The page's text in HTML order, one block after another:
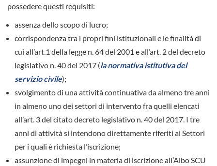
possedere questi requisiti:
assenza dello scopo di lucro;
corrispondenza tra i propri fini istituzionali e le finalità di
cui all’art.1 della legge n. 64 del 2001 e all’art. 2 del decreto
legislativo n. 40 del 2017 (la normativa istitutiva del
servizio civile);
svolgimento di una attività continuativa da almeno tre anni
in almeno uno dei settori di intervento fra quelli elencati
all’art. 3 del citato decreto legislativo n. 40 del 2017. I tre
anni di attività si intendono direttamente riferiti ai Settori
per i quali è richiesta l’iscrizione;
assunzione di impegni in materia di iscrizione all’Albo SCU